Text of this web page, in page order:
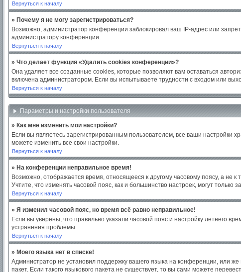
Вернуться к началу
» Почему я не могу зарегистрироваться?
Возможно, администратор конференции заблокировал ваш IP-адрес или
администратору конференции.
Вернуться к началу
» Что делает функция «Удалить cookies конференции»?
Она удаляет все созданные cookies, которые позволяют вам оставаться
включена администратором. Если вы испытываете трудности с входом или
Вернуться к началу
Параметры и настройки пользователя
» Как мне изменить мои настройки?
Если вы являетесь зарегистрированным пользователем, все ваши
можете изменить все свои настройки.
Вернуться к началу
» На конференции неправильное время!
Возможно, отображается время, относящееся к другому часовому поясу, а не
Учтите, что изменять часовой пояс, как и большинство настроек, могут
Вернуться к началу
» Я изменил часовой пояс, но время всё равно неправильное!
Если вы уверены, что правильно указали часовой пояс и настройку летнего
устранения проблемы.
Вернуться к началу
» Моего языка нет в списке!
Администратор не установил поддержку вашего языка на конференции, или
пакет. Если такого языкового пакета не существует, то вы сами можете